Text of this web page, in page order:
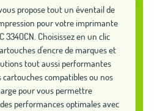
propose tout un éventail de
pour votre imprimante
3340CN. Choisissez en un clic
d'encre de marques et
tout aussi performantes
cartouches compatibles ou nos
pour vous permettre
performances optimales avec